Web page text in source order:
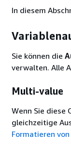
In diesem
Sie können die
verwalten. Alle
Multi-value
Wenn Sie
gleichzeitige
Formatieren